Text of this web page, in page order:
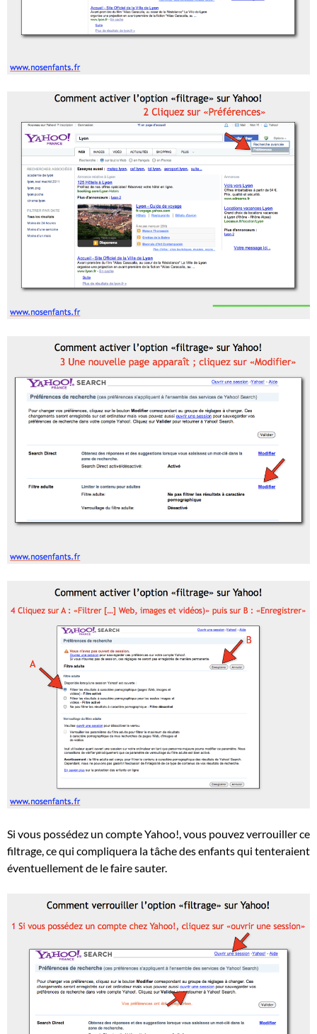
Si vous possédez un compte Yahoo!, vous pouvez verrouiller ce
filtrage, ce qui compliquera la tâche des enfants qui tenteraient
éventuellement de le faire sauter.